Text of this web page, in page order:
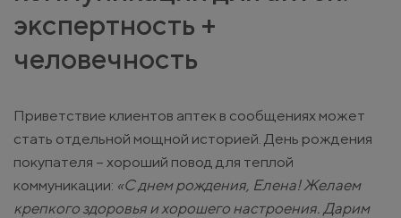
экспертность +
человечность
Приветствие клиентов аптек в сообщениях может
стать отдельной мощной историей. День рождения
покупателя – хороший повод для теплой
коммуникации: «С днем рождения, Елена! Желаем
крепкого здоровья и хорошего настроения. Дарим